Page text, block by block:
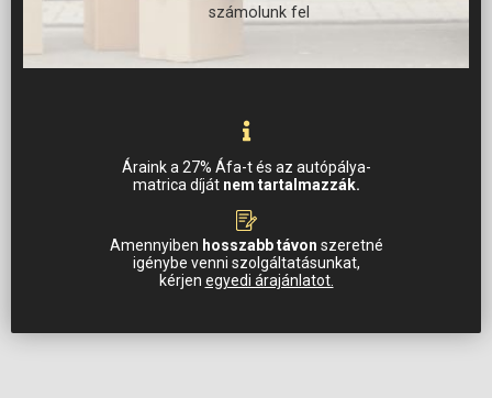
számolunk fel
Áraink a 27% Áfa-t és az autópálya-
matrica díját nem tartalmazzák.
Amennyiben hosszabb távon szeretné
igénybe venni szolgáltatásunkat,
kérjen egyedi árajánlatot.